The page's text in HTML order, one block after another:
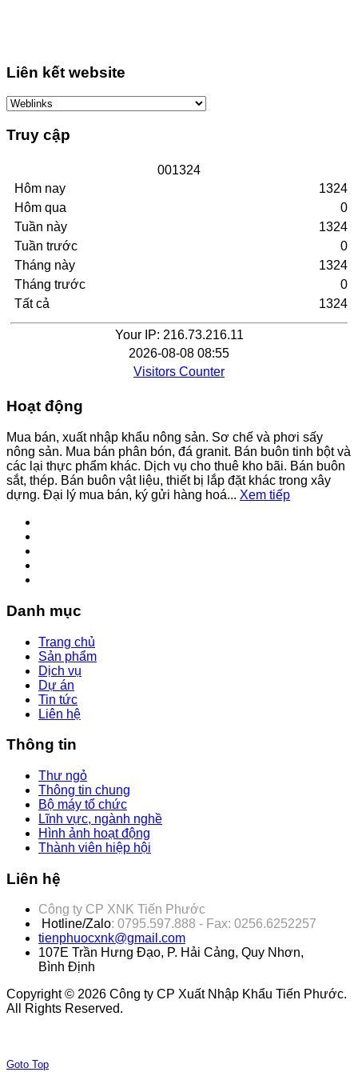
Liên kết website
Truy cập
001324
Hôm nay
Hôm qua
Tuần này
Tuần trước
Tháng này
Tháng trước
Tất cả
1324
0
1324
0
1324
0
1324
Your IP: 216.73.216.11
2026-08-08 08:55
Visitors Counter
Hoạt động
Mua bán, xuất nhập khẩu nông sản. Sơ chế và phơi sấy
nông sản. Mua bán phân bón, đá granit. Bán buôn tinh bột và
các lại thực phẩm khác. Dịch vụ cho thuê kho bãi. Bán buôn
sắt, thép. Bán buôn vật liệu, thiết bị lắp đặt khác trong xây
dựng. Đại lý mua bán, ký gửi hàng hoá... Xem tiếp
Danh mục
Trang chủ
Sản phẩm
Dịch vụ
Dự án
Tin tức
Liên hệ
Thông tin
Thư ngỏ
Thông tin chung
Bộ máy tổ chức
Lĩnh vực, ngành nghề
Hình ảnh hoạt động
Thành viên hiệp hội
Liên hệ
Công ty CP XNK Tiến Phước
Hotline/Zalo: 0795.597.888 - Fax: 0256.6252257
tienphuocxnk@gmail.com
107E Trần Hưng Đạo, P. Hải Cảng, Quy Nhơn,
Bình Định
Copyright © 2026 Công ty CP Xuất Nhập Khẩu Tiến Phước.
All Rights Reserved.
Goto Top